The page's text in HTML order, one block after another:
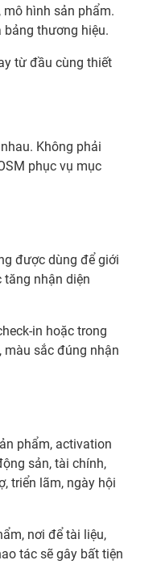
hình sản phẩm.
bảng thương hiệu.
từ đầu cùng thiết
Không phải
phục vụ mục
được dùng để giới
tăng nhận diện
in hoặc trong
màu sắc đúng nhận
phẩm, activation
sản, tài chính,
triển lãm, ngày hội
nơi để tài liệu,
tác sẽ gây bất tiện